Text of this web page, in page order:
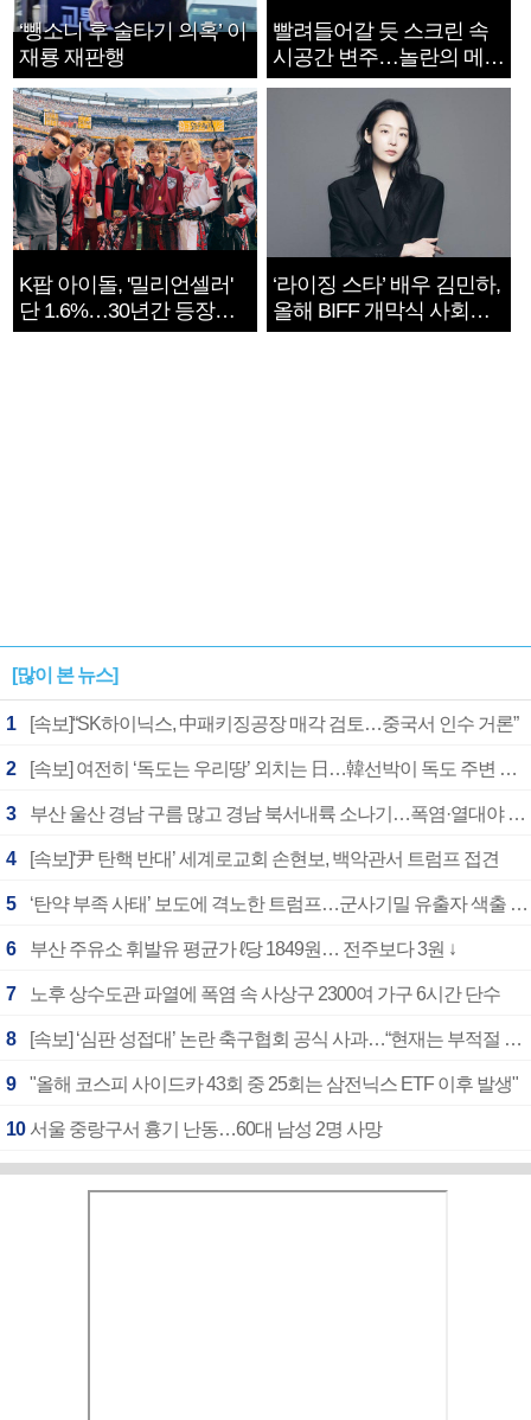
‘뺑소니 후 술타기 의혹’ 이
재룡 재판행
빨려들어갈 듯 스크린 속
시공간 변주…놀란의 메시
지는 ‘전쟁 속죄’
K팝 아이돌, '밀리언셀러'
단 1.6%…30년간 등장
1182개팀 전수조사
‘라이징 스타’ 배우 김민하,
올해 BIFF 개막식 사회자
확정
[많이 본 뉴스]
1 [속보]“SK하이닉스, 中패키징공장 매각 검토…중국서 인수 거론”
2 [속보] 여전히 ‘독도는 우리땅’ 외치는 日…韓선박이 독도 주변 해양조사 활동하자 반발
3 부산 울산 경남 구름 많고 경남 북서내륙 소나기…폭염·열대야 계속
4 [속보]‘尹 탄핵 반대’ 세계로교회 손현보, 백악관서 트럼프 접견
5 ‘탄약 부족 사태’ 보도에 격노한 트럼프…군사기밀 유출자 색출 지시
6 부산 주유소 휘발유 평균가 ℓ당 1849원… 전주보다 3원 ↓
7 노후 상수도관 파열에 폭염 속 사상구 2300여 가구 6시간 단수
8 [속보] ‘심판 성접대’ 논란 축구협회 공식 사과…“현재는 부적절 행위 없어”
9 "올해 코스피 사이드카 43회 중 25회는 삼전닉스 ETF 이후 발생"
10 서울 중랑구서 흉기 난동…60대 남성 2명 사망